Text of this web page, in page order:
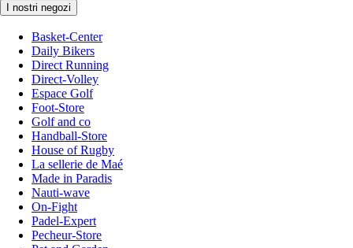
I nostri negozi
Basket-Center
Daily Bikers
Direct Running
Direct-Volley
Espace Golf
Foot-Store
Golf and co
Handball-Store
House of Rugby
La sellerie de Maé
Made in Paradis
Nauti-wave
On-Fight
Padel-Expert
Pecheur-Store